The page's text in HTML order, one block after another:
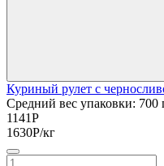
Куриный рулет с
Средний вес упаковки: 700
1141Р
1630Р/кг